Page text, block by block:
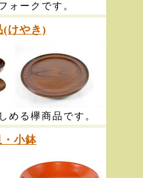
ォークです。
(けやき)
める欅商品です。
小鉢